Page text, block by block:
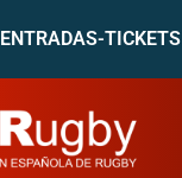
ENTRADAS-TICKETS